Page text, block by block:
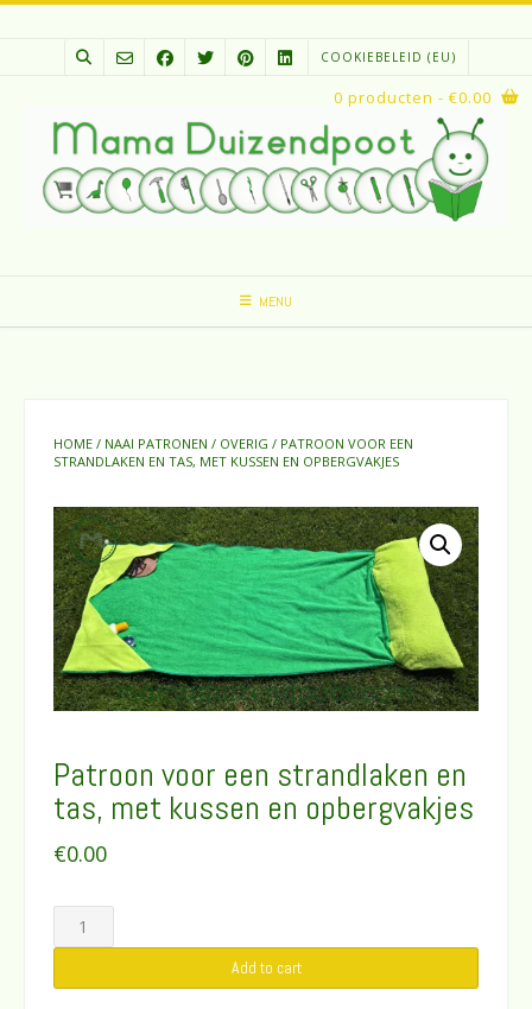
Spring
COOKIEBELEID (EU)
MENU
0 producten - €0.00
HOME / NAAI PATRONEN / OVERIG / PATROON VOOR EEN
STRANDLAKEN EN TAS, MET KUSSEN EN OPBERGVAKJES
Patroon voor een strandlaken en
tas, met kussen en opbergvakjes
€0.00
Patroon
voor
strandlaken
Add to cart